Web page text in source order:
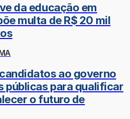
da educação em
multa de R$ 20 mil
ao governo
públicas para qualificar
o futuro de